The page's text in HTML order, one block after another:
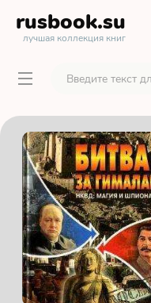
rusbook.su
лучшая коллекция книг